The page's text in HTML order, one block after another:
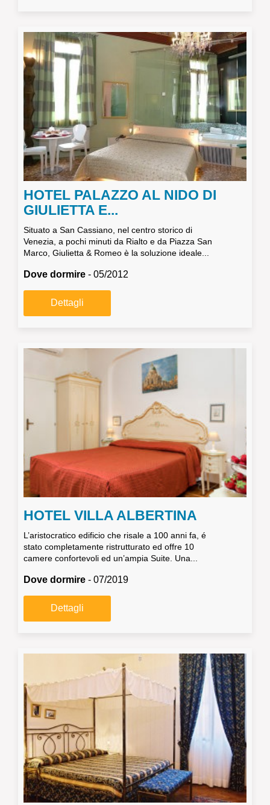
HOTEL PALAZZO AL NIDO DI
GIULIETTA E...
Situato a San Cassiano, nel centro storico di
Venezia, a pochi minuti da Rialto e da Piazza San
Marco, Giulietta & Romeo è la soluzione ideale...
Dove dormire - 05/2012
Dettagli
HOTEL VILLA ALBERTINA
L’aristocratico edificio che risale a 100 anni fa, é
stato completamente ristrutturato ed offre 10
camere confortevoli ed un’ampia Suite. Una...
Dove dormire - 07/2019
Dettagli